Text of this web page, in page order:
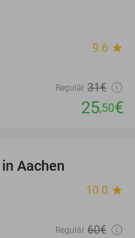
9.6 star
Regulär 31€
25,50€
Aachen
10.0 star
Regulär 60€